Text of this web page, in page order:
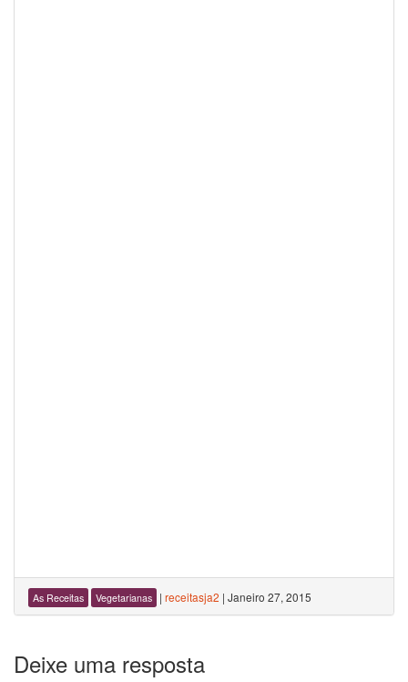
As Receitas Vegetarianas | receitasja2 | Janeiro 27, 2015
Deixe uma resposta